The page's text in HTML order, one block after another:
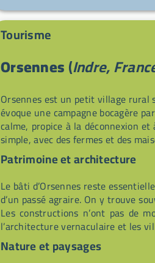
Tourisme
Orsennes(Indre,
Orsennes est un petit village
évoque une campagne bocagère
calme, propice à la déconnexion
simple, avec des fermes et des
Patrimoine et architecture
Le bâti d’Orsennes reste
d’un passé agraire. On y trouve
Les constructions n’ont pas de
l’architecture vernaculaire et les
Nature et paysages